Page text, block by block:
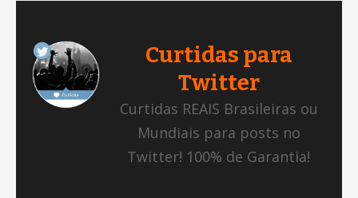
Curtidas para
Twitter
Curtidas REAIS Brasileiras ou
Mundiais para posts no
Twitter! 100% de Garantia!